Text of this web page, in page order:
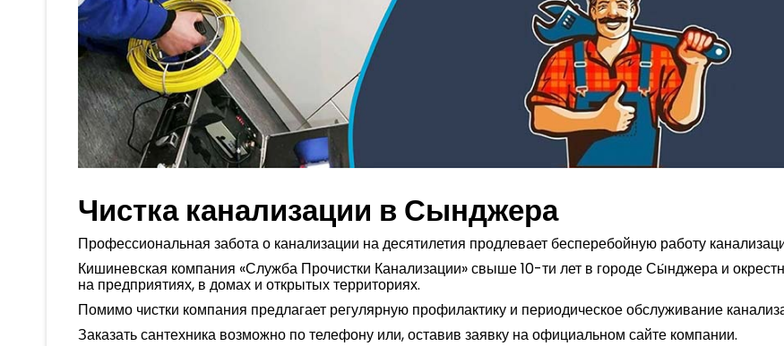
Чистка канализации в Сынджера
Профессиональная забота о канализации на десятилетия продлевает бесперебойную работу
Кишиневская компания «Служба Прочистки Канализации» свыше 10-ти лет в городе Сы́нджера и
на предприятиях, в домах и открытых территориях.
Помимо чистки компания предлагает регулярную профилактику и периодическое обслуживание
Заказать сантехника возможно по телефону или, оставив заявку на официальном сайте компании.